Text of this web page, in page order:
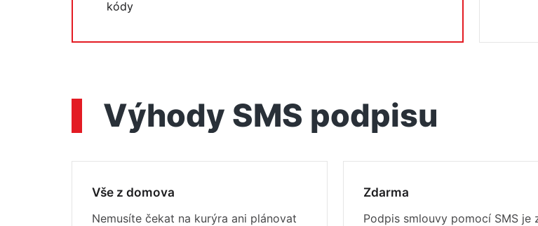
kódy
Výhody SMS podpisu
Vše z domova
Nemusíte čekat na kurýra ani plánovat
Zdarma
Podpis smlouvy pomocí SMS je